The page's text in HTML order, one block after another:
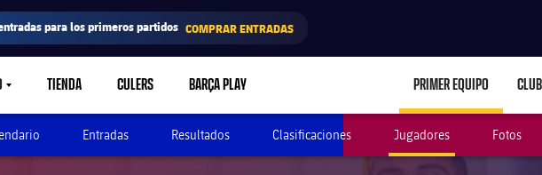
para los primeros partidos COMPRAR ENTRADAS
TIENDA CULERS BARÇA PLAY PRIMER EQUIPO CLUB
Entradas Resultados Clasificaciones Jugadores Fotos